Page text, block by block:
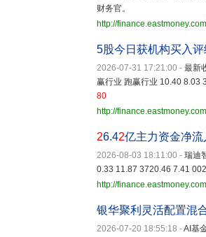
财务官。
http://
5股今日获机构买入评
2026-07-31 17:21:00 - 最新
赢行业 跑赢行业 10.40 8.03
80
http://
26.42亿主力资金净
2026-08-03 18:11:00 - 瑞迪
0.33 11.87 3720.46 7.41
http://
银华聚利灵活配置混
2026-07-20 18:55:18 -AI基